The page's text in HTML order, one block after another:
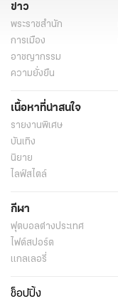
ข่าว
พระราชสำนัก
การเมือง
อาชญากรรม
ความยั่งยืน
เนื้อหาที่น่าสนใจ
รายงานพิเศษ
บันเทิง
นิยาย
ไลฟ์สไตล์
กีฬา
ฟุตบอลต่่างประเทศ
ไฟต์สปอร์ต
แกลเลอรี่
ช็อปปิ้ง